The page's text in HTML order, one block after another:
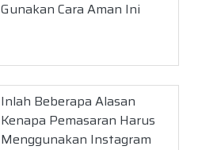
Gunakan Cara Aman Ini
Inlah Beberapa Alasan
Kenapa Pemasaran Harus
Menggunakan Instagram